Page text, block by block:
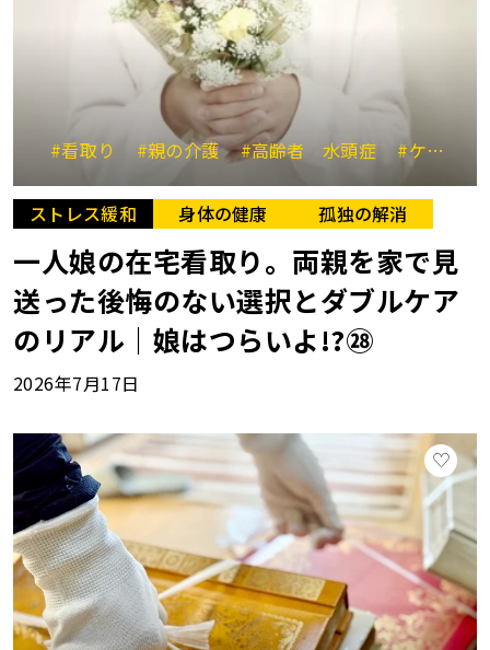
#看取り #親の介護 #高齢者 水頭症 #ケアマネジャー
ストレス緩和 身体の健康 孤独の解消
一人娘の在宅看取り。両親を家で見
送った後悔のない選択とダブルケア
のリアル｜娘はつらいよ!?㉘
2026年7月17日